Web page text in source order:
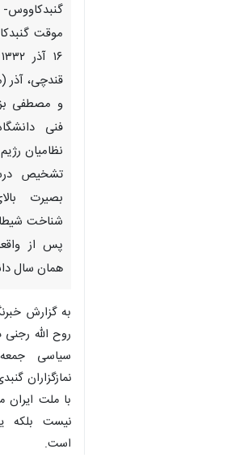
موقت
قندچی،
و مصطفی
فنی
نظامیان
تشخیص
بصیرت
شناخت
همان سال
به گزارش
روح الله
سیاسی
نمازگزاران
با ملت ایران
نیست بلکه
است.